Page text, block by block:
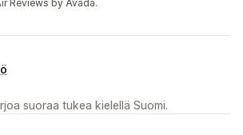
Reviews by Avada.
suoraa tukea kielellä Suomi.